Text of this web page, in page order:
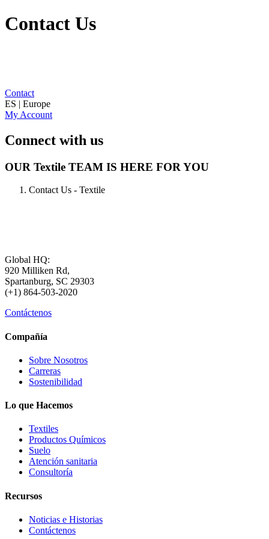
Contact Us
Contact
ES | Europe
My Account
Connect with us
OUR Textile TEAM IS HERE FOR YOU
Contact Us - Textile
Global HQ:
920 Milliken Rd,
Spartanburg, SC 29303
(+1) 864-503-2020
Contáctenos
Compañía
Sobre Nosotros
Carreras
Sostenibilidad
Lo que Hacemos
Textiles
Productos Químicos
Suelo
Atención sanitaria
Consultoría
Recursos
Noticias e Historias
Contáctenos